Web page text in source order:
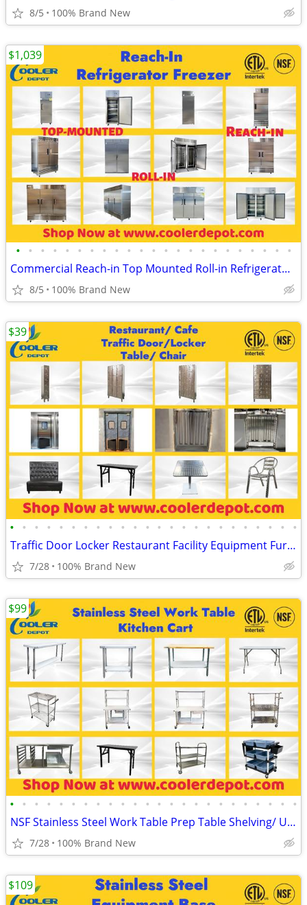
8/5 100% Brand New
• • • • • • • • • • • • • • • • • • • • • • •
Commercial Reach-in Top Mounted Roll-in Refrigerator Freezer
8/5 100% Brand New
$1,039
• • • • • • • • • • • • • • • • • • • • • • • •
Traffic Door Locker Restaurant Facility Equipment Furniture
7/28 100% Brand New
$39
• • • • • • • • • • • • • • • • • • • • • • • •
NSF Stainless Steel Work Table Prep Table Shelving/ Utility Cart
7/28 100% Brand New
$99
$109